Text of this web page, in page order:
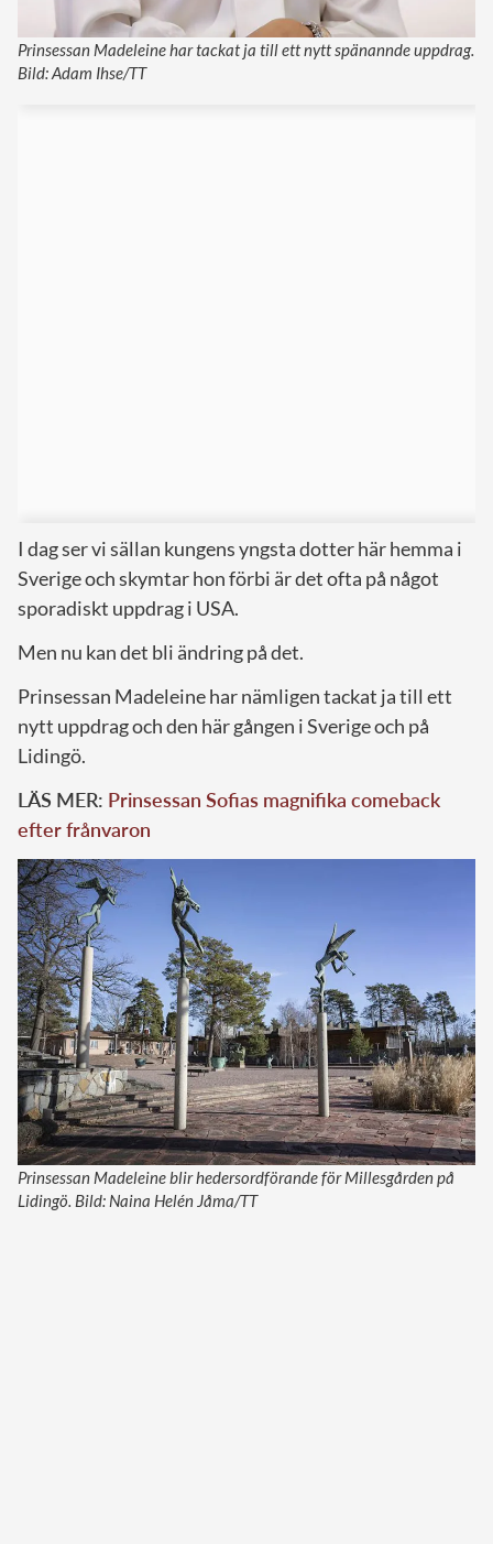
Prinsessan Madeleine har tackat ja till ett nytt spänannde uppdrag.
Bild: Adam Ihse/TT
I dag ser vi sällan kungens yngsta dotter här hemma i
Sverige och skymtar hon förbi är det ofta på något
sporadiskt uppdrag i USA.
Men nu kan det bli ändring på det.
Prinsessan Madeleine har nämligen tackat ja till ett
nytt uppdrag och den här gången i Sverige och på
Lidingö.
LÄS MER: Prinsessan Sofias magnifika comeback
efter frånvaron
Prinsessan Madeleine blir hedersordförande för Millesgården på
Lidingö. Bild: Naina Helén Jåma/TT